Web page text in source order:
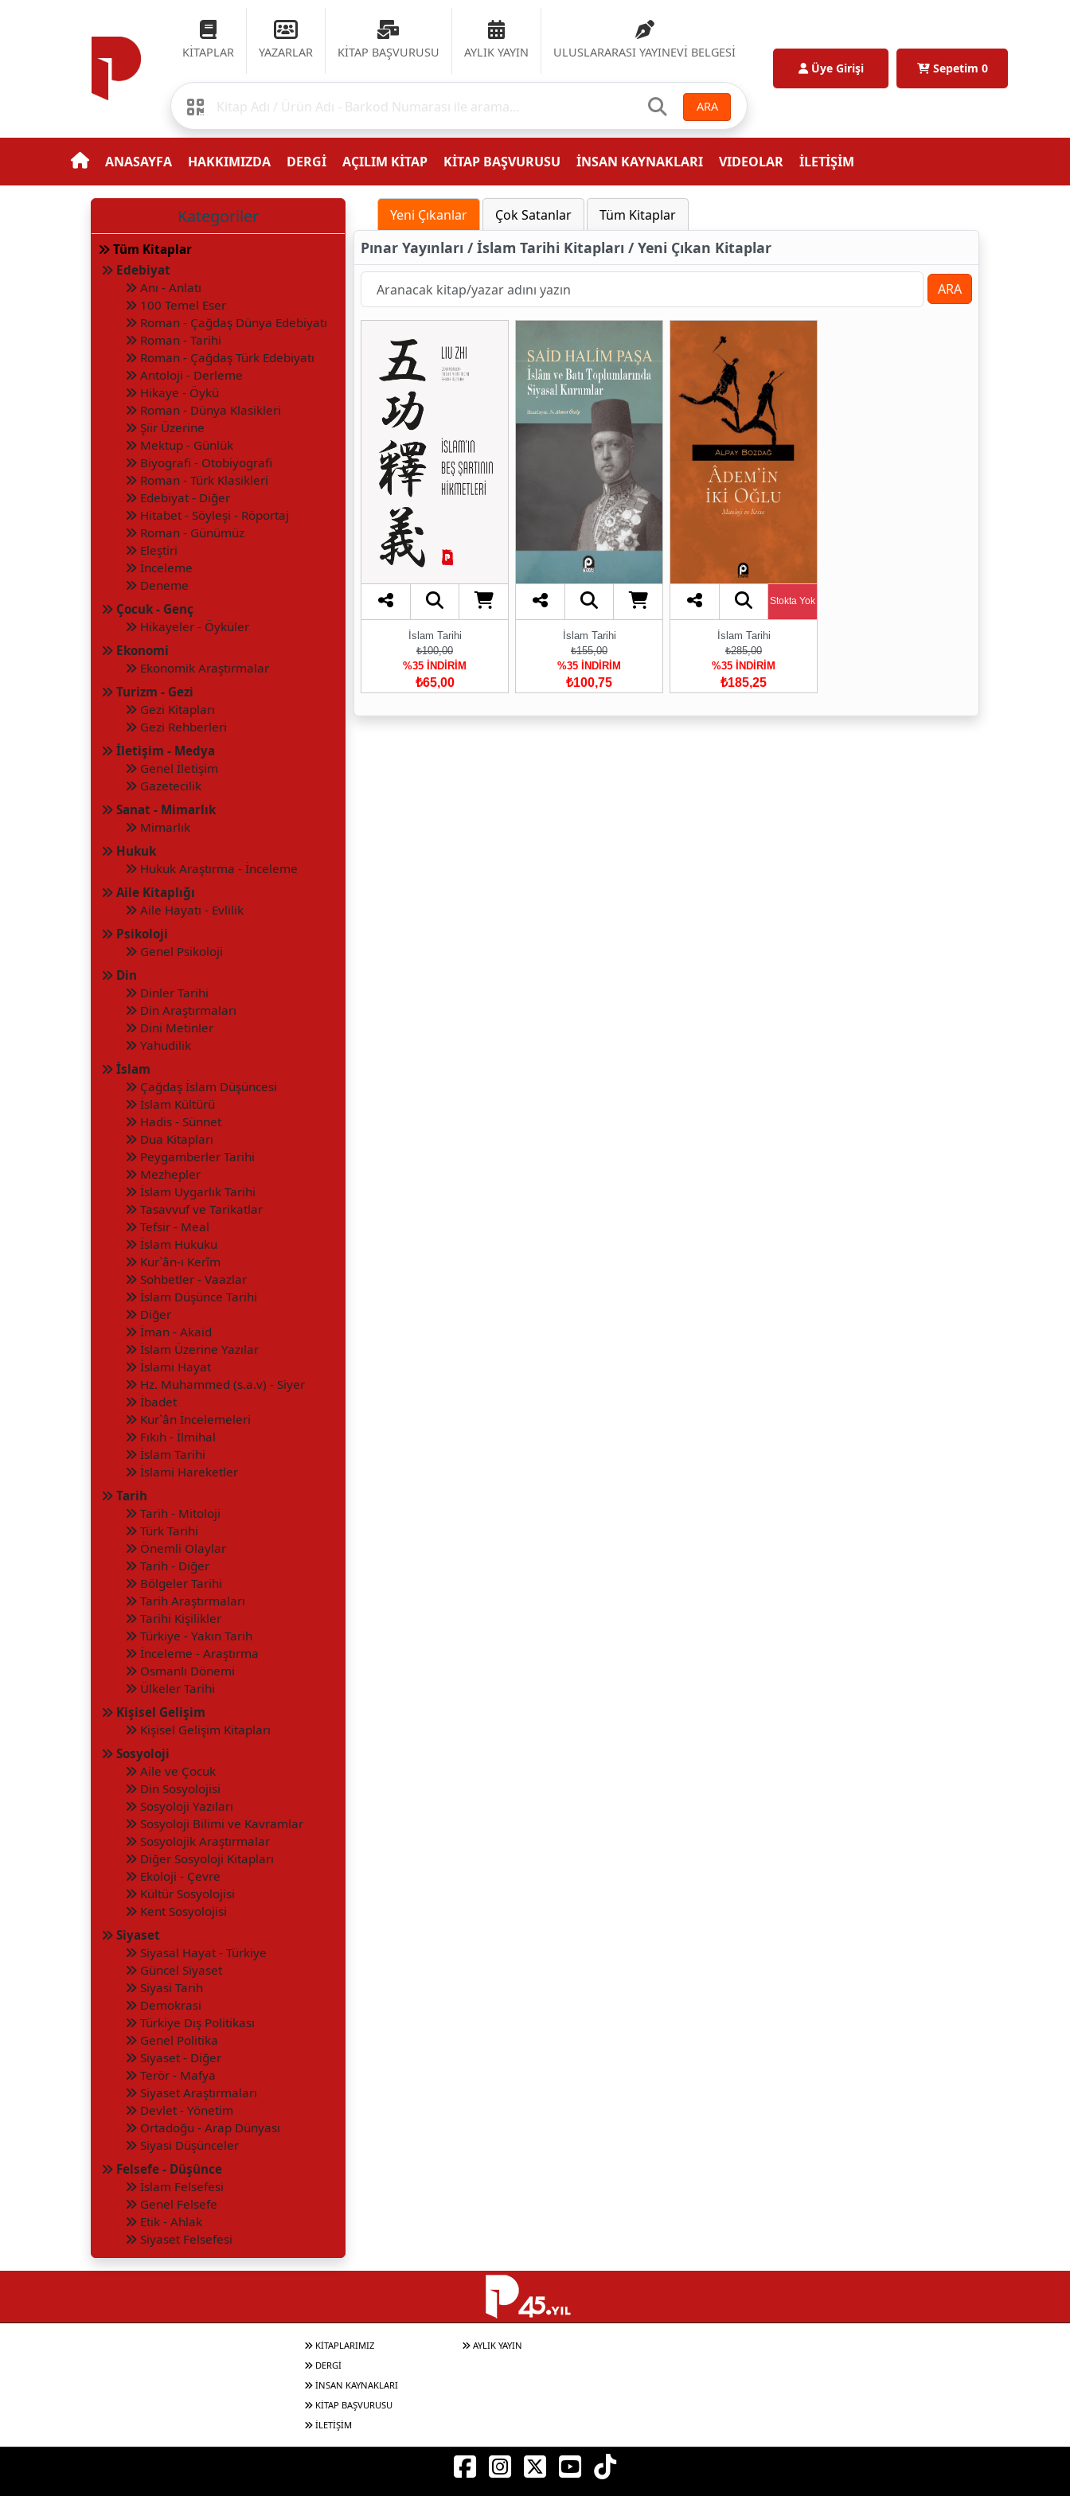
KİTAPLAR YAZARLAR KİTAP BAŞVURUSU AYLIK YAYIN ULUSLARARASI YAYINEVİ BELGESİ
ARA
Üye Girişi Sepetim 0
ANASAYFA HAKKIMIZDA DERGİ AÇILIM KİTAP KİTAP BAŞVURUSU İNSAN KAYNAKLARI VIDEOLAR İLETİŞİM
Kategoriler
Tüm Kitaplar
Edebiyat
Anı - Anlatı
100 Temel Eser
Roman - Çağdaş Dünya Edebiyatı
Roman - Tarihi
Roman - Çağdaş Türk Edebiyatı
Antoloji - Derleme
Hikaye - Öykü
Roman - Dünya Klasikleri
Şiir Üzerine
Mektup - Günlük
Biyografi - Otobiyografi
Roman - Türk Klasikleri
Edebiyat - Diğer
Hitabet - Söyleşi - Röportaj
Roman - Günümüz
Eleştiri
İnceleme
Deneme
Çocuk - Genç
Hikayeler - Öyküler
Ekonomi
Ekonomik Araştırmalar
Turizm - Gezi
Gezi Kitapları
Gezi Rehberleri
İletişim - Medya
Genel İletişim
Gazetecilik
Sanat - Mimarlık
Mimarlık
Hukuk
Hukuk Araştırma - İnceleme
Aile Kitaplığı
Aile Hayatı - Evlilik
Psikoloji
Genel Psikoloji
Din
Dinler Tarihi
Din Araştırmaları
Dini Metinler
Yahudilik
İslam
Çağdaş İslam Düşüncesi
İslam Kültürü
Hadis - Sünnet
Dua Kitapları
Peygamberler Tarihi
Mezhepler
İslam Uygarlık Tarihi
Tasavvuf ve Tarikatlar
Tefsir - Meal
İslam Hukuku
Kur`ân-ı Kerîm
Sohbetler - Vaazlar
İslam Düşünce Tarihi
Diğer
İman - Akaid
İslam Üzerine Yazılar
İslami Hayat
Hz. Muhammed (s.a.v) - Siyer
İbadet
Kur`ân İncelemeleri
Fıkıh - İlmihal
İslam Tarihi
İslami Hareketler
Tarih
Tarih - Mitoloji
Türk Tarihi
Önemli Olaylar
Tarih - Diğer
Bölgeler Tarihi
Tarih Araştırmaları
Tarihi Kişilikler
Türkiye - Yakın Tarih
İnceleme - Araştırma
Osmanlı Dönemi
Ülkeler Tarihi
Kişisel Gelişim
Kişisel Gelişim Kitapları
Sosyoloji
Aile ve Çocuk
Din Sosyolojisi
Sosyoloji Yazıları
Sosyoloji Bilimi ve Kavramlar
Sosyolojik Araştırmalar
Diğer Sosyoloji Kitapları
Ekoloji - Çevre
Kültür Sosyolojisi
Kent Sosyolojisi
Siyaset
Siyasal Hayat - Türkiye
Güncel Siyaset
Siyasi Tarih
Demokrasi
Türkiye Dış Politikası
Genel Politika
Siyaset - Diğer
Terör - Mafya
Siyaset Araştırmaları
Devlet - Yönetim
Ortadoğu - Arap Dünyası
Siyasi Düşünceler
Felsefe - Düşünce
İslam Felsefesi
Genel Felsefe
Etik - Ahlak
Siyaset Felsefesi
Yeni Çıkanlar Çok Satanlar Tüm Kitaplar
Pınar Yayınları / İslam Tarihi Kitapları / Yeni Çıkan Kitaplar
ARA
İslam Tarihi
₺100,00
%35 İNDİRİM
₺65,00
İslam Tarihi
₺155,00
%35 İNDİRİM
₺100,75
Stokta Yok
İslam Tarihi
₺285,00
%35 İNDİRİM
₺185,25
KİTAPLARIMIZ
DERGİ
İNSAN KAYNAKLARI
KİTAP BAŞVURUSU
İLETİŞİM
AYLIK YAYIN